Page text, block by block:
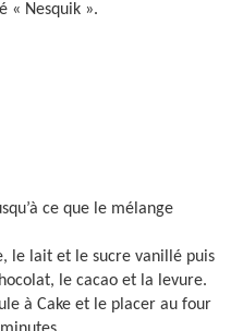
« Nesquik ».
ce que le mélange
le lait et le sucre vanillé puis
le cacao et la levure.
à Cake et le placer au four